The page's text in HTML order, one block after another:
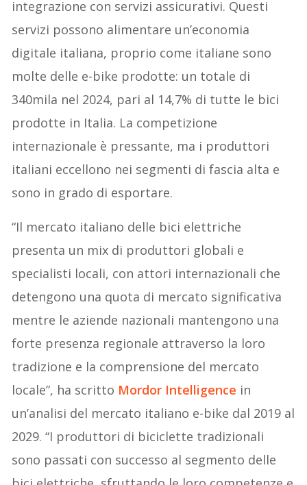
integrazione con servizi assicurativi. Questi
servizi possono alimentare un’economia
digitale italiana, proprio come italiane sono
molte delle e-bike prodotte: un totale di
340mila nel 2024, pari al 14,7% di tutte le bici
prodotte in Italia. La competizione
internazionale è pressante, ma i produttori
italiani eccellono nei segmenti di fascia alta e
sono in grado di esportare.
“Il mercato italiano delle bici elettriche
presenta un mix di produttori globali e
specialisti locali, con attori internazionali che
detengono una quota di mercato significativa
mentre le aziende nazionali mantengono una
forte presenza regionale attraverso la loro
tradizione e la comprensione del mercato
locale”, ha scritto Mordor Intelligence in
un’analisi del mercato italiano e-bike dal 2019 al
2029. “I produttori di biciclette tradizionali
sono passati con successo al segmento delle